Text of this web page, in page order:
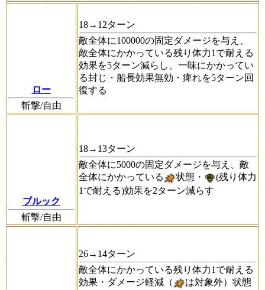
ロー
斬撃/自由
18→12ターン
敵全体に100000の固定ダメージを与え、
敵全体にかかっている残り体力1で耐える
効果を5ターン減らし、一味にかかってい
る封じ・船長効果無効・痺れを5ターン回
復する
ブルック
斬撃/自由
18→13ターン
敵全体に5000の固定ダメージを与え、敵
全体にかかっている
状態・
(残り体力
1で耐える)効果を2ターン減らす
26→14ターン
敵全体にかかっている残り体力1で耐える
効果・ダメージ軽減（
は対象外）状態